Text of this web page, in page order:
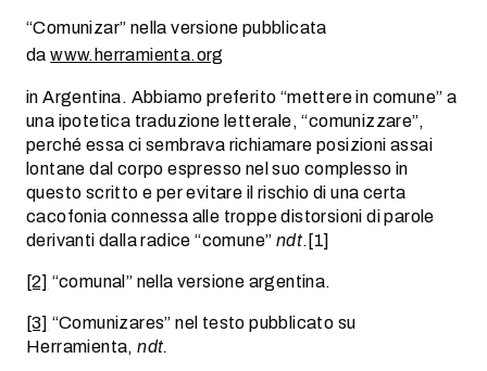
“Comunizar” nella versione pubblicata
dawww.herramienta.org
in Argentina. Abbiamo preferito “mettere in comune” a
una ipotetica traduzione letterale, “comunizzare”,
perché essa ci sembrava richiamare posizioni assai
lontane dal corpo espresso nel suo complesso in
questo scritto e per evitare il rischio di una certa
cacofonia connessa alle troppe distorsioni di parole
derivanti dalla radice “comune”ndt.[1]
[2]“comunal” nella versione argentina.
[3]“Comunizares” nel testo pubblicato su
Herramienta,ndt.